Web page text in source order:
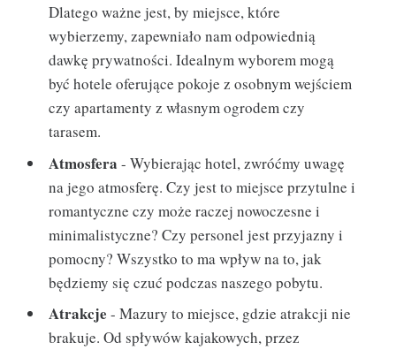
Dlatego ważne jest, by miejsce, które
wybierzemy, zapewniało nam odpowiednią
dawkę prywatności. Idealnym wyborem mogą
być hotele oferujące pokoje z osobnym wejściem
czy apartamenty z własnym ogrodem czy
tarasem.
Atmosfera - Wybierając hotel, zwróćmy uwagę
na jego atmosferę. Czy jest to miejsce przytulne i
romantyczne czy może raczej nowoczesne i
minimalistyczne? Czy personel jest przyjazny i
pomocny? Wszystko to ma wpływ na to, jak
będziemy się czuć podczas naszego pobytu.
Atrakcje - Mazury to miejsce, gdzie atrakcji nie
brakuje. Od spływów kajakowych, przez